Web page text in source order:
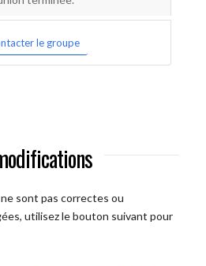
le groupe
sont pas correctes ou
utilisez le bouton suivant pour